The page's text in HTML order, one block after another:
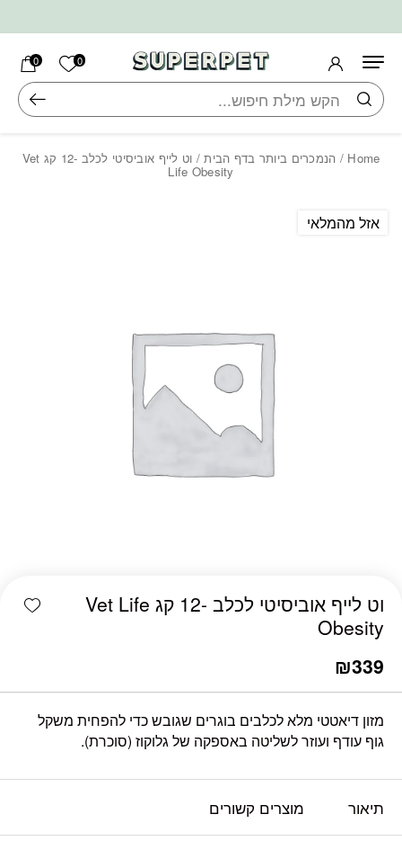
0 הרשימה
0
חיפוש
Home
/ הנמכרים ביותר בדף הבית / וט לייף אוביסיטי לכלב -12 קג Vet
Life Obesity
וט לייף אוביסיטי לכלב -12 קג Vet Life
Obesity
₪339
מזון דיאטטי מלא לכלבים בוגרים שגובש כדי להפחית משקל
גוף עודף ועוזר לשליטה באספקה ​​של גלוקוז (סוכרת).
אזל מהמלאי
תיאור מוצרים קשורים